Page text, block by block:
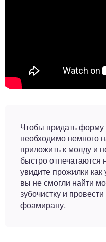
Чтобы придать
необходимо немного
приложить к молду и
быстро отпечатаются
увидите прожилки
вы не смогли найти
зубочистку и
фоамирану.